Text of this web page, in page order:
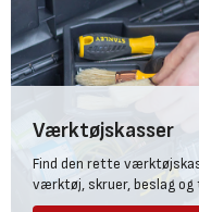
Værktøjskasser
Find den rette
værktøj, skruer, beslag